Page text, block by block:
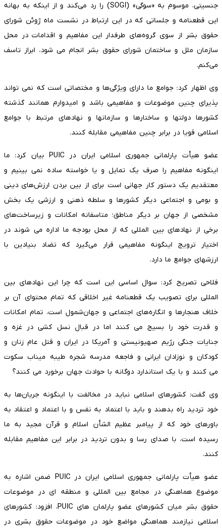
جنسیتی، موسوم به «سوگی» (SOGI) را رد می‌کند و از اینکه به بهانه
این قطعنامه و جلساتی که در این ارتباط در نشست ماه ژوئن شورای
حقوق بشر از سوی گروه‌های طرفدار این مفاهیم و اقدامات در محل
سازمان ملل و ساختمان شورای حقوق بشر انجام می شود، ابراز تاسف
می‌کنم.
وی اظهار کرد: جوامع ما دارای ویژگی‌ها و مختصاتی است که نمی تواند
پذیرای چنین موضوعات و مفاهیمی باشد و امیدوارم همانند گذشته
کشورها دولتها و ساختارها و سازمانها و نهادهای مرتبط با جوامع
اسلامی قویا در برابر چنین مفاهیمی مقابله کنند.
عضو هیأت پارلمانی جمهوری اسلامی ایران در PUIC بیان کرد: ما
اینگونه مفاهیم را صرف یک تمایل و یا خواسته ساده نمی بینیم و
معتقدیم یک دستور کار جهانی است برای از بین بردن ارزش‌های دینی
و بومی و اجتماعی دیگر کشورها و سلطه ذهنی و ارزشی یک بخش
مشخصی از جهان بر دیگر مناطق؛ متاسفانه امکانات و زیرساخت‌های
برخی از نهادهای بین المللی که از محل بودجه ما اداره می شوند در
اختیار ترویج اینگونه مفاهیمی قرار می‌گیرد که تضاد بنیادین با
ارزشهای جوامع ما دارد.
فلاحی تصریح کرد: سوال اساسی این است که چرا این نهادهای بین
المللی برای تصویب یک قطعنامه غیر اخلاقی که تمام محتوای آن بر
خلاف هنجارها و انگاره‌های اجتماعی و جهان‌شمول است، تمام امکانات
و قدرت خود را بسیج می کنند اما در قبال نسل کشی در غزه و
جنایات جنگی رژیم صهیونیستی و آمریکا در ایران و قتل عام زنان و
کودکان و نوزادان ایرانی و فاجعه مدرسه شجره طیبه میناب سکوت
می کنند و با یک استاندارد دوگانه با حوادث جهان برخورد می کنند؟
وی گفت: کشورهای اسلامی نباید در مخالفت با اینگونه جریان‌ها به
خود تردید راه بدهند و باید با اعتماد به نفس و با اعتماد و اعتقاد به
باورهای خود که از پیامبر عظیم الشأن اسلام و قرآن مجید به ما
رسیده است، با صدای رسا و بدون تردید در برابر این مفاهیم مقابله
کنند.
عضو هیأت پارلمانی جمهوری اسلامی ایران در PUIC ضمن اشاره به
موضوع هماهنگی در مجامع بین المللی و منطقه ای در موضوعات
حقوق بشر میان کشورهای عضو پارلمان های PUIC، افزود: کشورهای
اسلامی نیازمند هماهنگی مواضع خود در موضوعات حقوق بشری در